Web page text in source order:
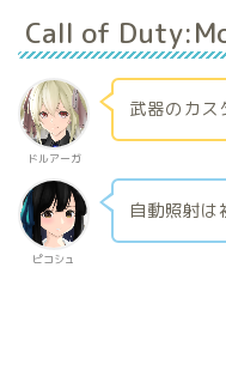
Call of
ドルアーガ
武器のカス
ピコシュ
自動照射は